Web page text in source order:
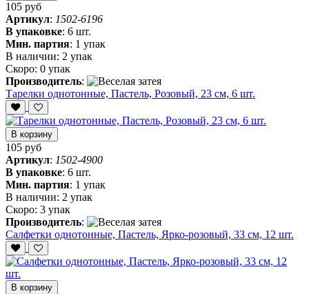
105 руб
Артикул: 1502-6196
В упаковке: 6 шт.
Мин. партия: 1 упак
В наличии: 2 упак
Скоро: 0 упак
Производитель:
Тарелки однотонные, Пастель, Розовый, 23 см, 6 шт.
В корзину
105 руб
Артикул: 1502-4900
В упаковке: 6 шт.
Мин. партия: 1 упак
В наличии: 2 упак
Скоро: 3 упак
Производитель:
Салфетки однотонные, Пастель, Ярко-розовый, 33 см, 12 шт.
В корзину